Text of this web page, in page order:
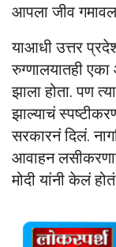
आपला जीव
याआधी उत्तर
रुग्णालयातही
झाला होता. पण
झाल्याचं
सरकारनं दिलं.
आवाहन
मोदी यांनी केलं